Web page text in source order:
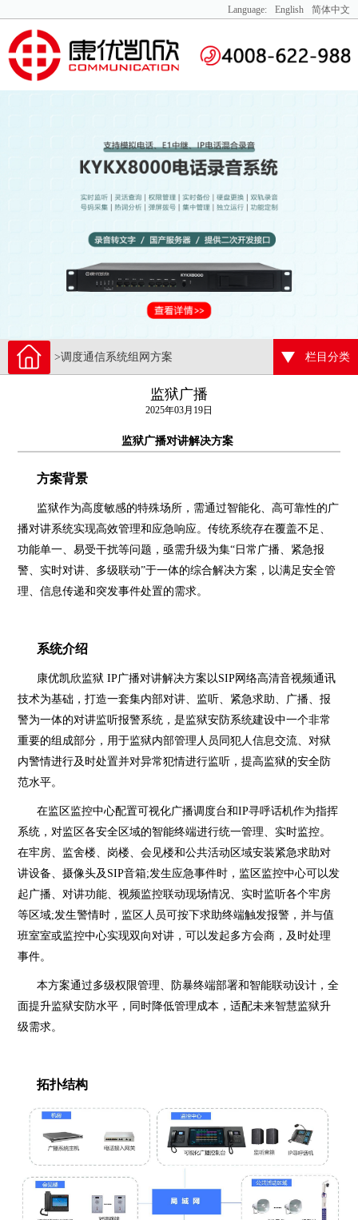
Language: English 简体中文
>调度通信系统组网方案 栏目分类
监狱广播
2025年03月19日
监狱广播对讲解决方案
方案背景
监狱作为高度敏感的特殊场所，需通过智能化、高可靠性的广
播对讲系统实现高效管理和应急响应。传统系统存在覆盖不足、
功能单一、易受干扰等问题，亟需升级为集“日常广播、 紧急报
警、实时对讲、多级联动”于一体的综合解决方案，以满足安全管
理、信息传递和突发事件处置的需求。
系统介绍
康优凯欣监狱 IP广播对讲解决方案以SIP网络高清音视频通讯
技术为基础，打造一套集内部对讲、监听、紧急求助、广播、报
警为一体的对讲监听报警系统，是监狱安防系统建设中一个非常
重要的组成部分，用于监狱内部管理人员同犯人信息交流、对狱
内警情进行及时处置并对异常犯情进行监听，提高监狱的安全防
范水平。
在监区监控中心配置可视化广播调度台和IP寻呼话机作为指挥
系统，对监区各安全区域的智能终端进行统一管理、实时监控。
在牢房、监舍楼、岗楼、会见楼和公共活动区域安装紧急求助对
讲设备、摄像头及 SIP音箱;发生应急事件时，监区监控中心可以发
起广播、对讲功能、视频监控联动现场情况、实时监听各个牢房
等区域;发生警情时，监区人员可按下求助终端触发报警，并与值
班室室或监控中心实现双向对讲，可以发起多方会商，及时处理
事件。
本方案通过多级权限管理、防暴终端部署和智能联动设计，全
面提升监狱安防水平，同时降低管理成本，适配未来智慧监狱升
级需求。
拓扑结构